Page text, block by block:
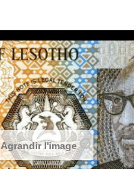
Agrandir l'image